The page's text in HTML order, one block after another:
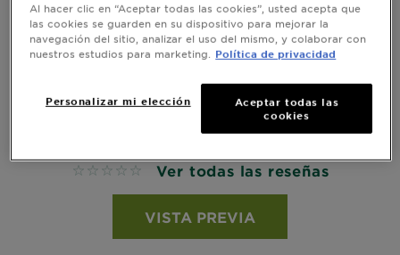
No reviews Ver todas las reseñas
VISTA PREVIA
Al hacer clic en “Aceptar todas las cookies”, usted acepta que
las cookies se guarden en su dispositivo para mejorar la
navegación del sitio, analizar el uso del mismo, y colaborar con
nuestros estudios para marketing. Política de privacidad
Aceptar todas las
cookies
Personalizar mi elección